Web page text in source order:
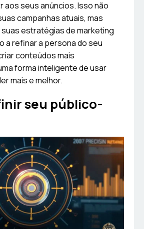
aos seus anúncios. Isso não
campanhas atuais, mas
estratégias de marketing
a refinar a persona do seu
conteúdos mais
forma inteligente de usar
mais e melhor.
seu público-